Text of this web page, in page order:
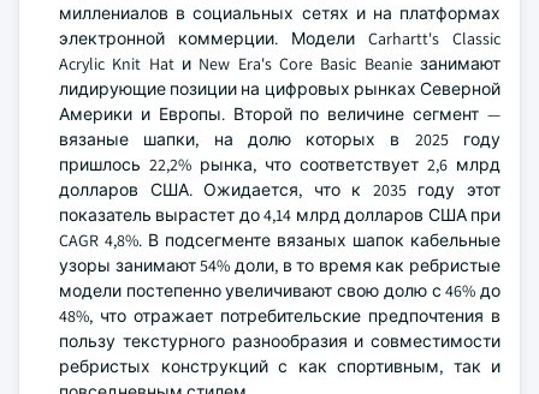
миллениалов в социальных сетях и на платформах
электронной коммерции. Модели Carhartt's Classic
Acrylic Knit Hat и New Era's Core Basic Beanie занимают
лидирующие позиции на цифровых рынках Северной
Америки и Европы. Второй по величине сегмент —
вязаные шапки, на долю которых в 2025 году
пришлось 22,2% рынка, что соответствует 2,6 млрд
долларов США. Ожидается, что к 2035 году этот
показатель вырастет до 4,14 млрд долларов США при
CAGR 4,8%. В подсегменте вязаных шапок кабельные
узоры занимают 54% доли, в то время как ребристые
модели постепенно увеличивают свою долю с 46% до
48%, что отражает потребительские предпочтения в
пользу текстурного разнообразия и совместимости
ребристых конструкций с как спортивным, так и